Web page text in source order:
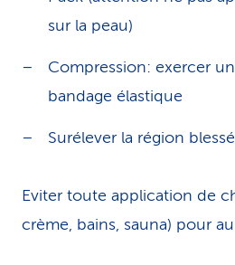
sur la peau)
Compression: exercer
bandage élastique
Surélever la région
Eviter toute application de
crème, bains, sauna) pour